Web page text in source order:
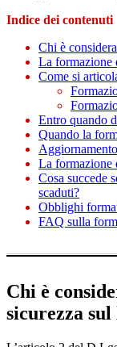
Indice dei contenuti
Chi è
La formazione
Come si
Entro quando
Quando la
La formazione
Cosa succede
scaduti?
Obblighi
FAQ sulla
Chi è
sicurezza